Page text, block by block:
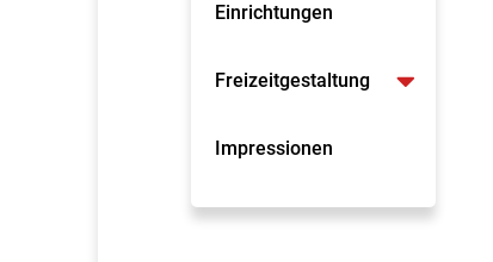
Einrichtungen
Freizeitgestaltung
Impressionen